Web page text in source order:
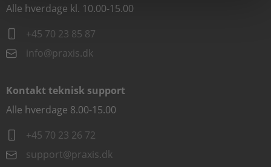
Alle hverdage kl. 10.00-15.00
+45 70 23 85 87
info@praxis.dk
Kontakt teknisk support
Alle hverdage 8.00-15.00
+45 70 23 26 72
support@praxis.dk